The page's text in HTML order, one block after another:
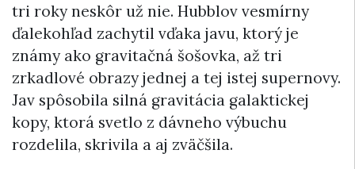
tri roky neskôr už nie. Hubblov vesmírny
ďalekohľad zachytil vďaka javu, ktorý je
známy ako gravitačná šošovka, až tri
zrkadlové obrazy jednej a tej istej supernovy.
Jav spôsobila silná gravitácia galaktickej
kopy, ktorá svetlo z dávneho výbuchu
rozdelila, skrivila a aj zväčšila.